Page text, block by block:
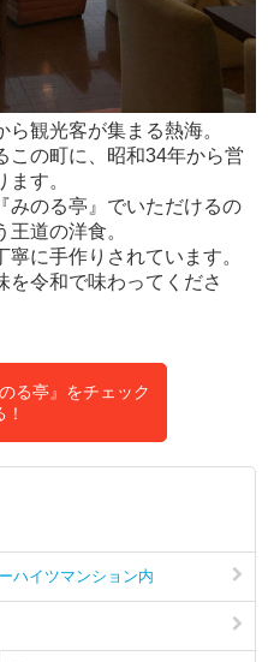
観光客が集まる熱海。
この町に、昭和34年から営
す。
みのる亭』でいただけるの
道の洋食。
に手作りされています。
を令和で味わってくださ
る亭』をチェック
ハイツマンション内